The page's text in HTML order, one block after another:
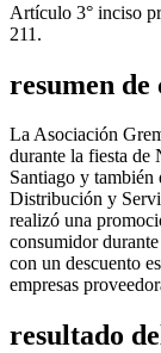
Artículo 3° inciso
211.
resumen
La Asociación
durante la fiesta de
Santiago y también
Distribución y
realizó una
consumidor
con un descuento
empresas
resultado